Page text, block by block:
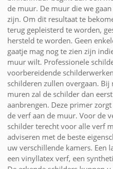
de muur. De muur die we
zijn. Om dit resultaat te
terug gepleisterd te worden,
hersteld te worden. Geen
gaatje mag nog te zien zijn
muur wilt. Professionele
voorbereidende
schilderen zullen overgaan.
muren zal de schilder dan
aanbrengen. Deze primer
de verf aan de muur. Voor de
schilder terecht voor alle verf
adviseren met de beste
uw verschillende kamers. Een
een vinyllatex verf, een